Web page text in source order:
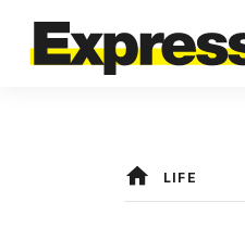
LIFE